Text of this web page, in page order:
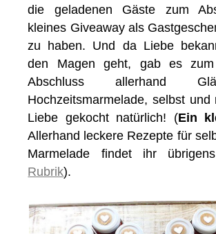
die geladenen Gäste zum
kleines Giveaway als
zu haben. Und da Liebe
den Magen geht, gab es zum
Abschluss allerhand
Hochzeitsmarmelade, selbst und
Liebe gekocht natürlich! (Ein
Allerhand leckere Rezepte für
Marmelade findet ihr
Rubrik).